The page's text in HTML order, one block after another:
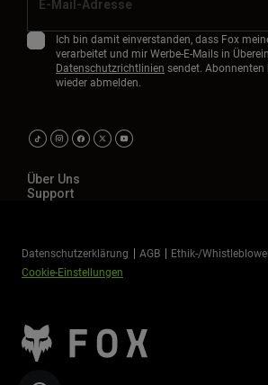
Ich bin damit einverstanden, dass Fox
verarbeitet und mir Werbe-E-Mails in
Datenschutzrichtlinien sendet.
wieder abmelden.
Über Uns
Support
Datenschutzerklärung AGB
Ethik-/
Cookie-Einstellungen